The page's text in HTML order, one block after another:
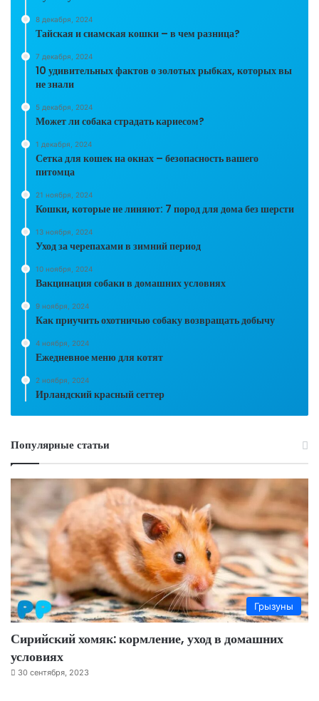
8 декабря, 2024
Тайская и сиамская кошки – в чем разница?
7 декабря, 2024
10 удивительных фактов о золотых рыбках, которых вы
не знали
5 декабря, 2024
Может ли собака страдать кариесом?
1 декабря, 2024
Сетка для кошек на окнах – безопасность вашего
питомца
21 ноября, 2024
Кошки, которые не линяют: 7 пород для дома без шерсти
13 ноября, 2024
Уход за черепахами в зимний период
10 ноября, 2024
Вакцинация собаки в домашних условиях
9 ноября, 2024
Как приучить охотничью собаку возвращать добычу
4 ноября, 2024
Ежедневное меню для котят
2 ноября, 2024
Ирландский красный сеттер
Популярные статьи
Грызуны
Сирийский хомяк: кормление, уход в домашних
условиях
30 сентября, 2023